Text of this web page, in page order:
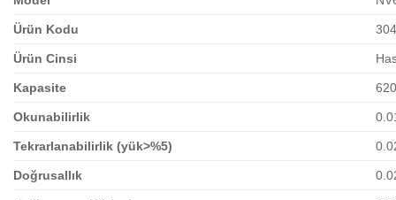
Ürün Kodu
Ürün Cinsi
Kapasite
Okunabilirlik
Tekrarlanabilirlik (yük>%5)
Doğrusallık